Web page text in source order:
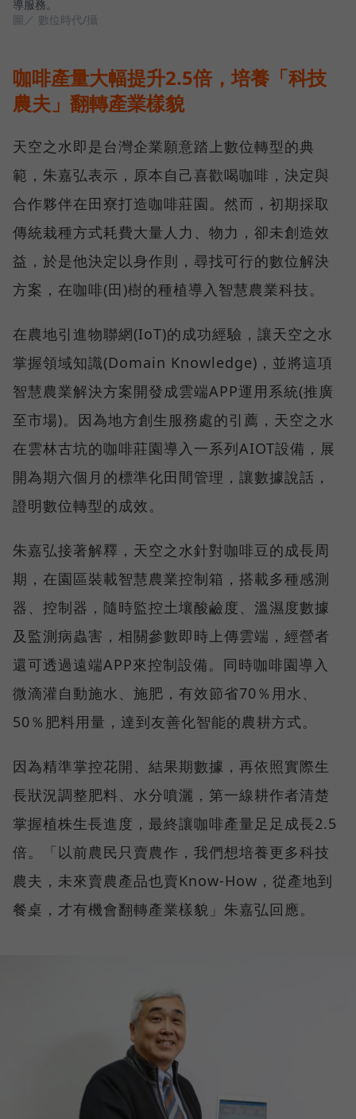
導服務。
圖／ 數位時代/攝
咖啡產量大幅提升2.5倍，培養「科技
農夫」翻轉產業樣貌
天空之水即是台灣企業願意踏上數位轉型的典
範，朱嘉弘表示，原本自己喜歡喝咖啡，決定與
合作夥伴在田寮打造咖啡莊園。然而，初期採取
傳統栽種方式耗費大量人力、物力，卻未創造效
益，於是他決定以身作則，尋找可行的數位解決
方案，在咖啡(田)樹的種植導入智慧農業科技。
在農地引進物聯網(IoT)的成功經驗，讓天空之水
掌握領域知識(Domain Knowledge)，並將這項
智慧農業解決方案開發成雲端APP運用系統(推廣
至市場)。因為地方創生服務處的引薦，天空之水
在雲林古坑的咖啡莊園導入一系列AIOT設備，展
開為期六個月的標準化田間管理，讓數據說話，
證明數位轉型的成效。
朱嘉弘接著解釋，天空之水針對咖啡豆的成長周
期，在園區裝載智慧農業控制箱，搭載多種感測
器、控制器，隨時監控土壤酸鹼度、溫濕度數據
及監測病蟲害，相關參數即時上傳雲端，經營者
還可透過遠端APP來控制設備。同時咖啡園導入
微滴灌自動施水、施肥，有效節省70％用水、
50％肥料用量，達到友善化智能的農耕方式。
因為精準掌控花開、結果期數據，再依照實際生
長狀況調整肥料、水分噴灑，第一線耕作者清楚
掌握植株生長進度，最終讓咖啡產量足足成長2.5
倍。「以前農民只賣農作，我們想培養更多科技
農夫，未來賣農產品也賣Know-How，從產地到
餐桌，才有機會翻轉產業樣貌」朱嘉弘回應。